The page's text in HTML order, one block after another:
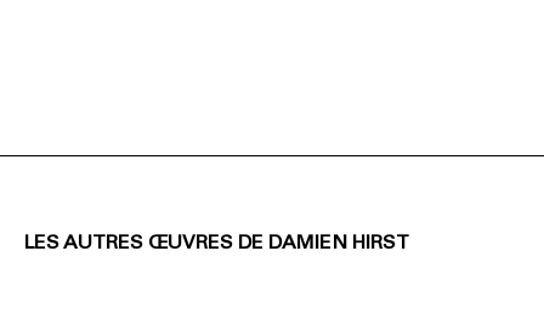
LES AUTRES ŒUVRES DE DAMIEN HIRST